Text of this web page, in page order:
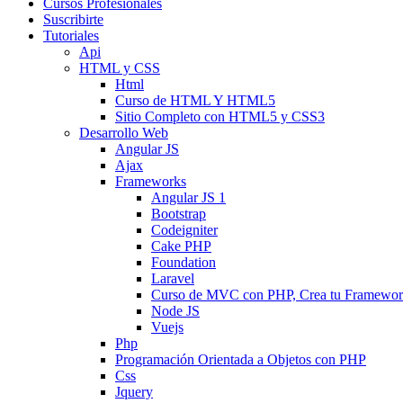
Cursos Profesionales
Suscribirte
Tutoriales
Api
HTML y CSS
Html
Curso de HTML Y HTML5
Sitio Completo con HTML5 y CSS3
Desarrollo Web
Angular JS
Ajax
Frameworks
Angular JS 1
Bootstrap
Codeigniter
Cake PHP
Foundation
Laravel
Curso de MVC con PHP, Crea tu
Node JS
Vuejs
Php
Programación Orientada a Objetos con PHP
Css
Jquery